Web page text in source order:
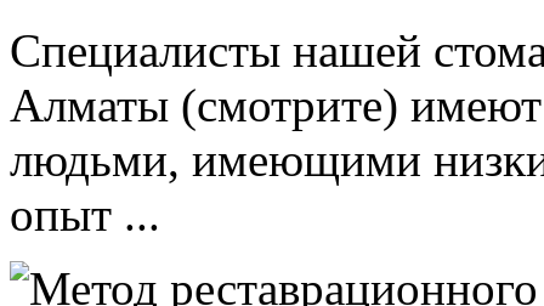
Специалисты нашей
Алматы (смотрите)
людьми, имеющими
опыт ...